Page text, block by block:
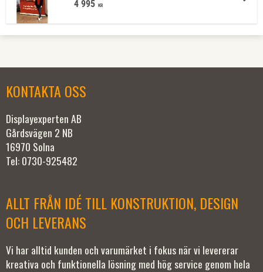
4 995 KR
KONTAKTA OSS
Displayexperten AB
Gårdsvägen 2 NB
16970 Solna
Tel: 0730-925482
ALLT FRÅN IDÉ TILL KONSTRUKTION, DESIGN
OCH LEVERANS
Vi har alltid kunden och varumärket i fokus när vi levererar
kreativa och funktionella lösning med hög service genom hela